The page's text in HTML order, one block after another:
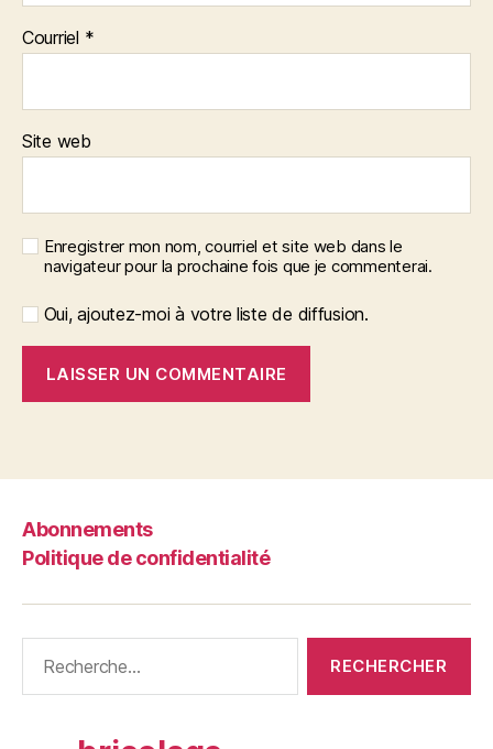
Courriel *
Site web
Enregistrer mon nom, courriel et site web dans le
navigateur pour la prochaine fois que je commenterai.
Oui, ajoutez-moi à votre liste de diffusion.
Abonnements
Politique de confidentialité